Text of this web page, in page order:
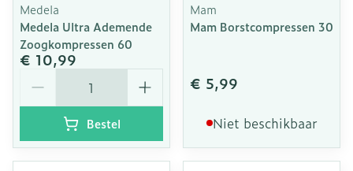
Medela
Medela Ultra Ademende
Zoogkompressen 60
€ 10,99
Bestel
Mam
Mam Borstcompressen 30
€ 5,99
Niet beschikbaar